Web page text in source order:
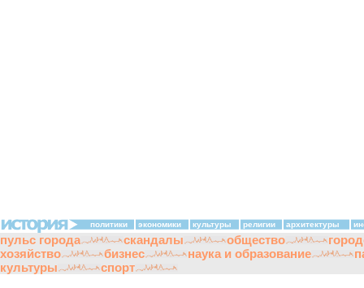
политики экономики культуры религии архитектуры
пульс города скандалы общество
хозяйство
бизнес наука и образование
культуры
спорт